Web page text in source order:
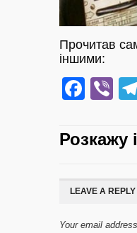
Прочитав
іншими:
LEAVE A REPLY
Your email